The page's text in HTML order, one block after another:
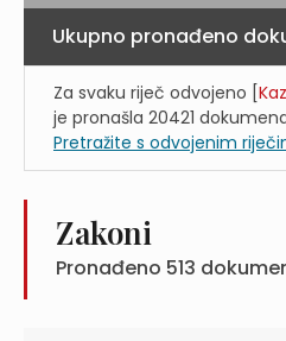
Ukupno pronađeno
Za svaku riječ odvojeno [
je pronašla 20421
Pretražite s odvojenim
Zakoni
Pronađeno 513